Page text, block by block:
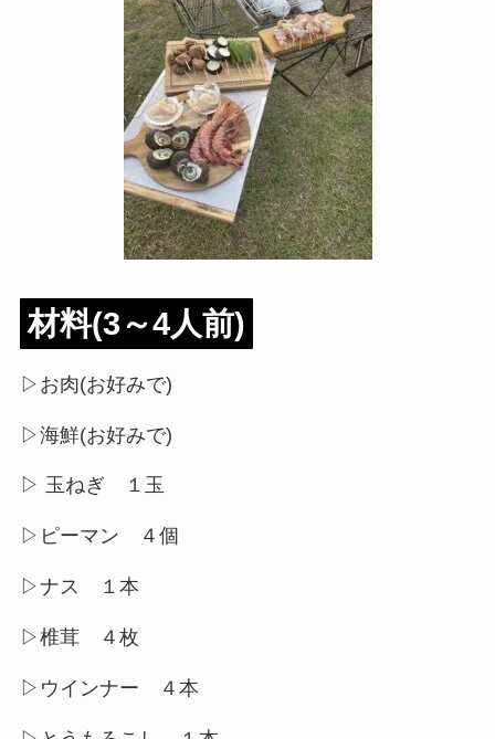
材料(3～4人前)
▷お肉(お好みで)
▷海鮮(お好みで)
▷ 玉ねぎ １玉
▷ピーマン ４個
▷ナス １本
▷椎茸 ４枚
▷ウインナー ４本